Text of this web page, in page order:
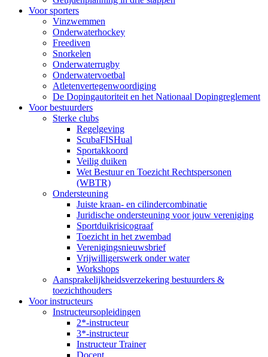
Voor sporters
Vinzwemmen
Onderwaterhockey
Freediven
Snorkelen
Onderwaterrugby
Onderwatervoetbal
Atletenvertegenwoordiging
De Dopingautoriteit en het Nationaal Dopingreglement
Voor bestuurders
Sterke clubs
Regelgeving
ScubaFISHual
Sportakkoord
Veilig duiken
Wet Bestuur en Toezicht Rechtspersonen
(WBTR)
Ondersteuning
Juiste kraan- en cilindercombinatie
Juridische ondersteuning voor jouw vereniging
Sportduikrisicograaf
Toezicht in het zwembad
Verenigingsnieuwsbrief
Vrijwilligerswerk onder water
Workshops
Aansprakelijkheidsverzekering bestuurders &
toezichthouders
Voor instructeurs
Instructeursopleidingen
2*-instructeur
3*-instructeur
Instructeur Trainer
Docent